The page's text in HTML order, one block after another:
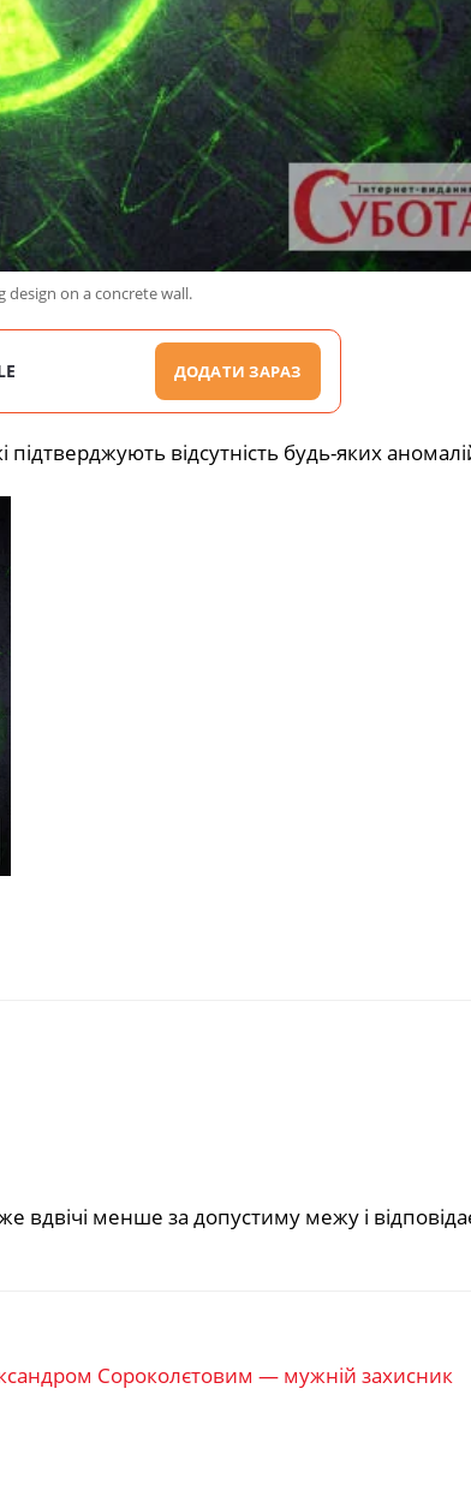
design on a concrete wall.
ДОДАТИ ЗАРАЗ
підтверджують відсутність будь-яких
менше за допустиму межу і
Сороколєтовим — мужній захисник